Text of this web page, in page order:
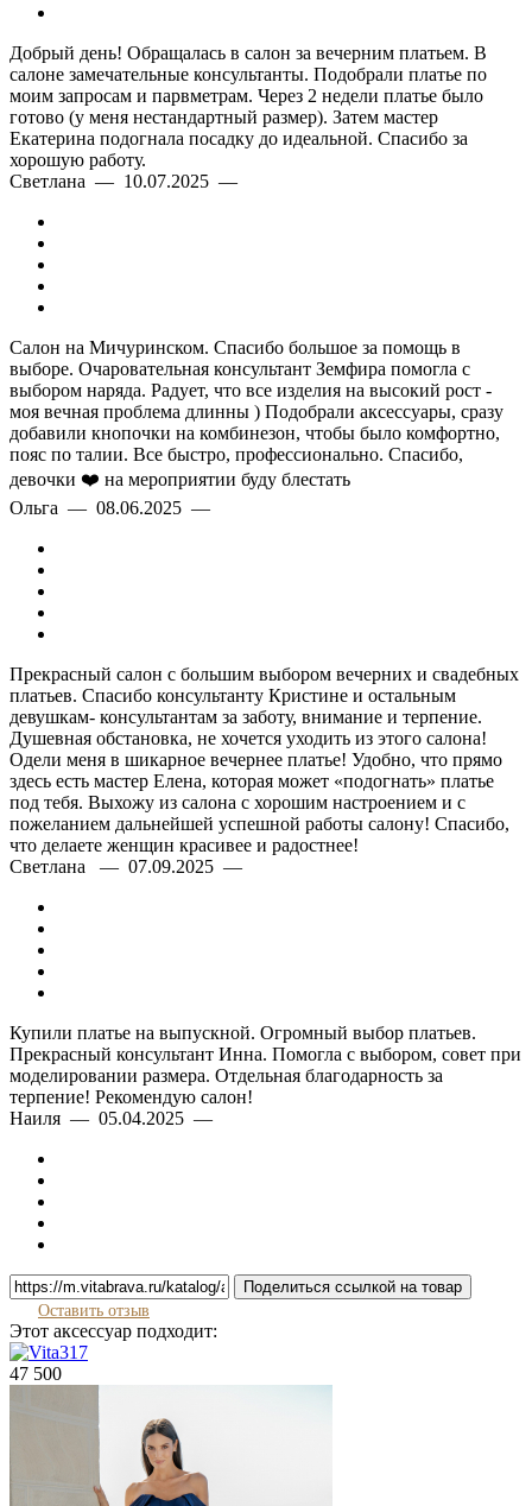
Добрый день! Обращалась в салон за вечерним платьем. В
салоне замечательные консультанты. Подобрали платье по
моим запросам и парвметрам. Через 2 недели платье было
готово (у меня нестандартный размер). Затем мастер
Екатерина подогнала посадку до идеальной. Спасибо за
хорошую работу.
Светлана — 10.07.2025 —
Салон на Мичуринском. Спасибо большое за помощь в
выборе. Очаровательная консультант Земфира помогла с
выбором наряда. Радует, что все изделия на высокий рост -
моя вечная проблема длинны ) Подобрали аксессуары, сразу
добавили кнопочки на комбинезон, чтобы было комфортно,
пояс по талии. Все быстро, профессионально. Спасибо,
девочки ❤️ на мероприятии буду блестать
Ольга — 08.06.2025 —
Прекрасный салон с большим выбором вечерних и свадебных
платьев. Спасибо консультанту Кристине и остальным
девушкам- консультантам за заботу, внимание и терпение.
Душевная обстановка, не хочется уходить из этого салона!
Одели меня в шикарное вечернее платье! Удобно, что прямо
здесь есть мастер Елена, которая может «подогнать» платье
под тебя. Выхожу из салона с хорошим настроением и с
пожеланием дальнейшей успешной работы салону! Спасибо,
что делаете женщин красивее и радостнее!
Светлана — 07.09.2025 —
Купили платье на выпускной. Огромный выбор платьев.
Прекрасный консультант Инна. Помогла с выбором, совет при
моделировании размера. Отдельная благодарность за
терпение! Рекомендую салон!
Наиля — 05.04.2025 —
Поделиться ссылкой на товар
Оставить отзыв
Этот аксессуар подходит:
47 500